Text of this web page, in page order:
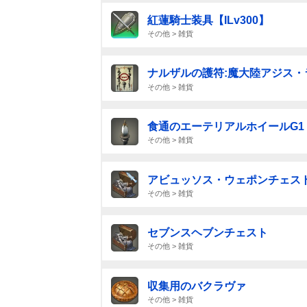
紅蓮騎士装具【ILv300】
その他 > 雑貨
ナルザルの護符:魔大陸アジス・
その他 > 雑貨
食通のエーテリアルホイールG1
その他 > 雑貨
アビュッソス・ウェポンチェス
その他 > 雑貨
セブンスヘブンチェスト
その他 > 雑貨
収集用のバクラヴァ
その他 > 雑貨